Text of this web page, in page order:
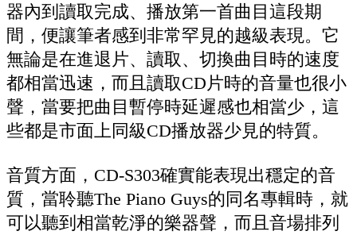
器內到讀取完成、播放第一首曲目這段期
間，便讓筆者感到非常罕見的越級表現。它
無論是在進退片、讀取、切換曲目時的速度
都相當迅速，而且讀取CD片時的音量也很小
聲，當要把曲目暫停時延遲感也相當少，這
些都是市面上同級CD播放器少見的特質。
音質方面，CD-S303確實能表現出穩定的音
質，當聆聽The Piano Guys的同名專輯時，就
可以聽到相當乾淨的樂器聲，而且音場排列